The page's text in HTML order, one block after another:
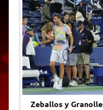
t
s
A
p
p
e
g
r
a
m
t
t
e
r
e
b
o
o
k
s
e
n
g
e
r
y
L
i
n
k
i
l
Zeballos y